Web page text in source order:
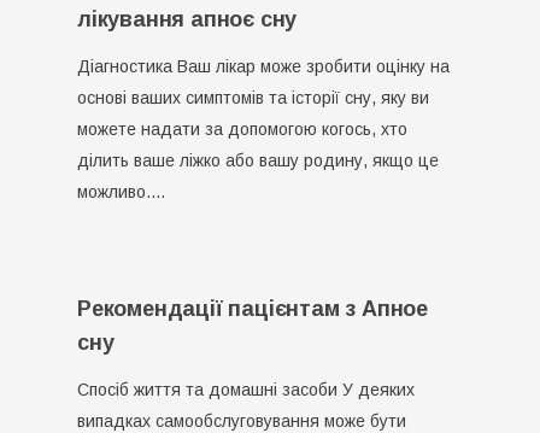
лікування апноє сну
Діагностика Ваш лікар може зробити оцінку на
основі ваших симптомів та історії сну, яку ви
можете надати за допомогою когось, хто
ділить ваше ліжко або вашу родину, якщо це
можливо.…
Рекомендації пацієнтам з Апное
сну
Спосіб життя та домашні засоби У деяких
випадках самообслуговування може бути